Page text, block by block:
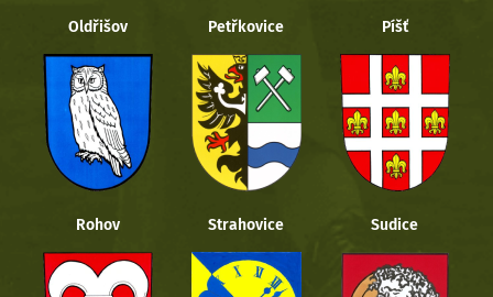
Oldřišov Petřkovice Píšť
Rohov Strahovice Sudice